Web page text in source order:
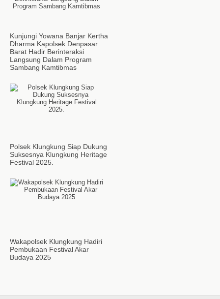
Kunjungi Yowana Banjar Kertha
Dharma Kapolsek Denpasar
Barat Hadir Berinteraksi
Langsung Dalam Program
Sambang Kamtibmas
Polsek Klungkung Siap Dukung
Suksesnya Klungkung Heritage
Festival 2025.
Wakapolsek Klungkung Hadiri
Pembukaan Festival Akar
Budaya 2025